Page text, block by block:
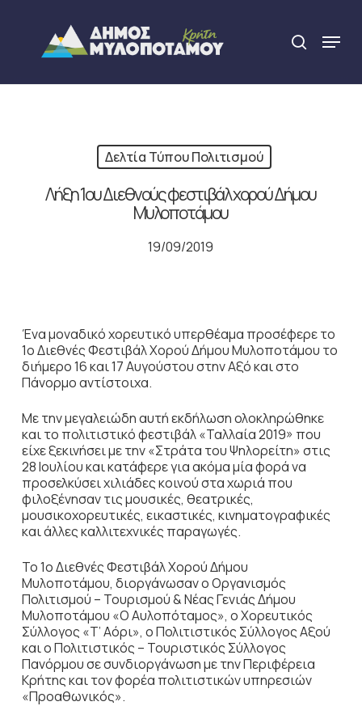
content
search
Menu
Δελτία Τύπου Πολιτισμού
Λήξη 1ου Διεθνούς φεστιβάλ χορού Δήμου
Μυλοποτάμου
19/09/2019
Ένα μοναδικό χορευτικό υπερθέαμα προσέφερε το
1ο Διεθνές Φεστιβάλ Χορού Δήμου Μυλοποτάμου το
διήμερο 16 και 17 Αυγούστου στην Αξό και στο
Πάνορμο αντίστοιχα.
Με την μεγαλειώδη αυτή εκδήλωση ολοκληρώθηκε
και το πολιτιστικό φεστιβάλ «Ταλλαία 2019» που
είχε ξεκινήσει με την «Στράτα του Ψηλορείτη» στις
28 Ιουλίου και κατάφερε για ακόμα μία φορά να
προσελκύσει χιλιάδες κοινού στα χωριά που
φιλοξένησαν τις μουσικές, θεατρικές,
μουσικοχορευτικές, εικαστικές, κινηματογραφικές
και άλλες καλλιτεχνικές παραγωγές.
Το 1ο Διεθνές Φεστιβάλ Χορού Δήμου
Μυλοποτάμου, διοργάνωσαν ο Οργανισμός
Πολιτισμού – Τουρισμού & Νέας Γενιάς Δήμου
Μυλοποτάμου «Ο Αυλοπόταμος», ο Χορευτικός
Σύλλογος «Τ’ Αόρι», ο Πολιτιστικός Σύλλογος Αξού
και ο Πολιτιστικός – Τουριστικός Σύλλογος
Πανόρμου σε συνδιοργάνωση με την Περιφέρεια
Κρήτης και τον φορέα πολιτιστικών υπηρεσιών
«Προαθωνικός».
Close